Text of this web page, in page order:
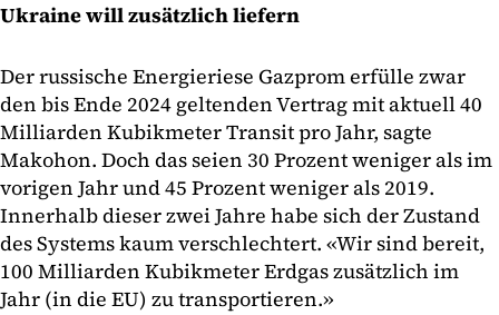
Ukraine will zusätzlich liefern
Der russische Energieriese Gazprom erfülle zwar
den bis Ende 2024 geltenden Vertrag mit aktuell 40
Milliarden Kubikmeter Transit pro Jahr, sagte
Makohon. Doch das seien 30 Prozent weniger als im
vorigen Jahr und 45 Prozent weniger als 2019.
Innerhalb dieser zwei Jahre habe sich der Zustand
des Systems kaum verschlechtert. «Wir sind bereit,
100 Milliarden Kubikmeter Erdgas zusätzlich im
Jahr (in die EU) zu transportieren.»